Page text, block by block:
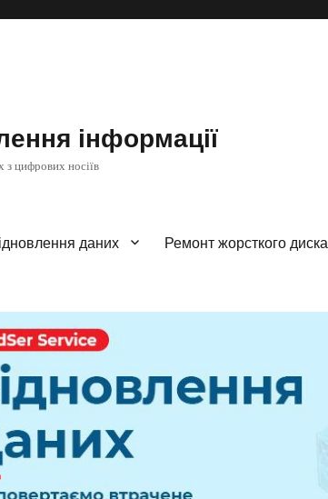
інформації
з цифрових носіїв
даних Ремонт жорсткого диска